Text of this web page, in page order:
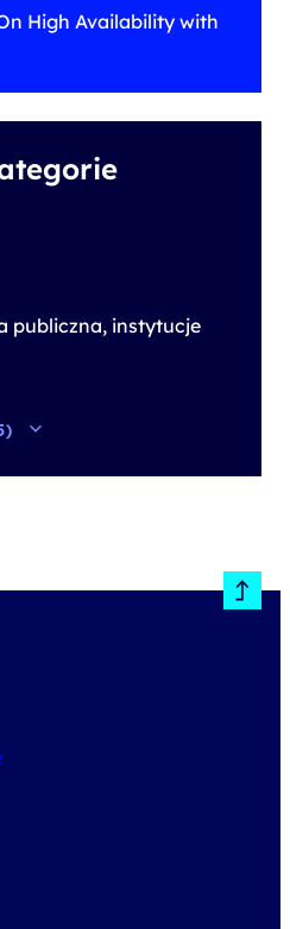
High Availability with
publiczna, instytucje